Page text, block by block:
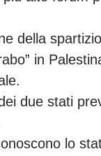
della
in
due stati
lo